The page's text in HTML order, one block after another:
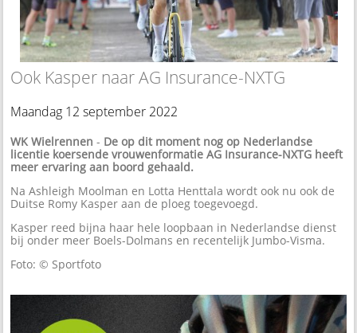
Ook Kasper naar AG Insurance-NXTG
Maandag 12 september 2022
WK Wielrennen - De op dit moment nog op Nederlandse
licentie koersende vrouwenformatie AG Insurance-NXTG heeft
meer ervaring aan boord gehaald.
Na Ashleigh Moolman en Lotta Henttala wordt ook nu ook de
Duitse Romy Kasper aan de ploeg toegevoegd.
Kasper reed bijna haar hele loopbaan in Nederlandse dienst
bij onder meer Boels-Dolmans en recentelijk Jumbo-Visma.
Foto: © Sportfoto